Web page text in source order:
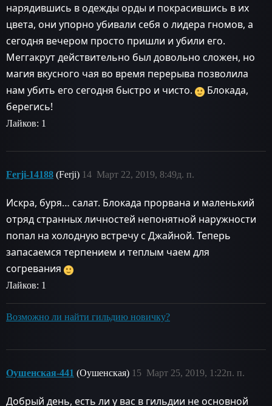
нарядившись в одежды орды и покрасившись в их
цвета, они упорно убивали себя о лидера гномов, а
сегодня вечером просто пришли и убили его.
Меггакрут действительно был довольно сложен, но
магия вкусного чая во время перерыва позволила
нам убить его сегодня быстро и чисто.
Блокада,
берегись!
Лайков: 1
Ferji-14188 (Ferji) Март 22, 2019, 8:49д. п.
14
Искра, буря… салат. Блокада прорвана и маленький
отряд странных личностей непонятной наружности
попал на холодную встречу с Джайной. Теперь
запасаемся терпением и теплым чаем для
согревания
Лайков: 1
Возможно ли найти гильдию новичку?
Оушенская-441 (Оушенская) Март 25, 2019, 1:22п. п.
15
Добрый день, есть ли у вас в гильдии не основной